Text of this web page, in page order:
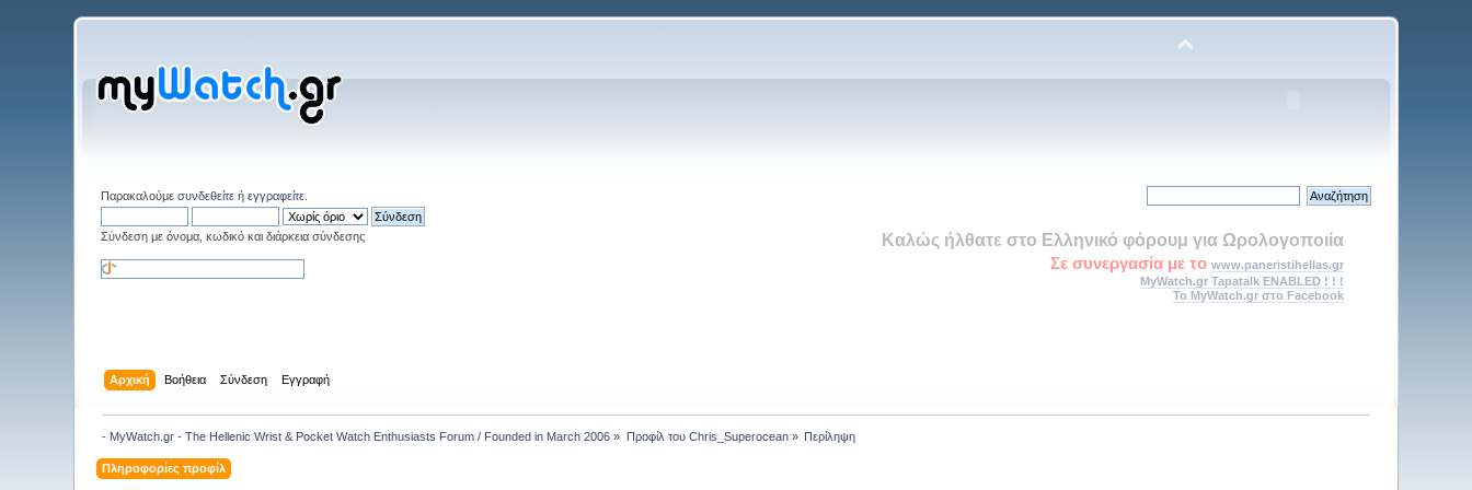
Παρακαλούμεσυνδεθείτε ήεγγραφείτε
Σύνδεση με όνομα, κωδικό και διάρκεια σύνδεσης Καλώς ήλθατε στο Ελληνικό φόρουμ για Ωρολογοποιία
Σε συνεργασία με τοwww.paneristihellas.gr
MyWatch.gr Tapatalk ENABLED ! ! !
Το MyWatch.gr στο Facebook
Αρχική Βοήθεια Σύνδεση Εγγραφή
- MyWatch.gr - The Hellenic Wrist & Pocket Watch Enthusiasts Forum / Founded in March 2006 » Προφίλ του Chris_Superocean» Περίληψη
Πληροφορίες προφίλ